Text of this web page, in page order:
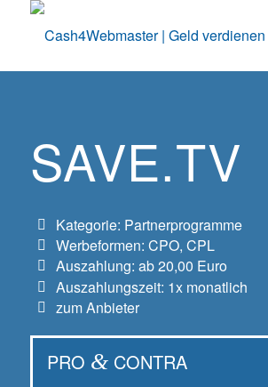
SAVE.TV
Kategorie: Partnerprogramme
Werbeformen: CPO, CPL
Auszahlung: ab 20,00 Euro
Auszahlungszeit: 1x monatlich
zum Anbieter
PRO &CONTRA